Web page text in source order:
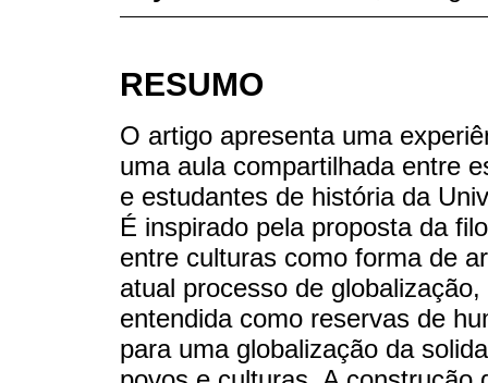
RESUMO
O artigo apresenta uma
uma aula compartilhada entre
e estudantes de história da
É inspirado pela proposta da
entre culturas como forma de
atual processo de
entendida como reservas de
para uma globalização da